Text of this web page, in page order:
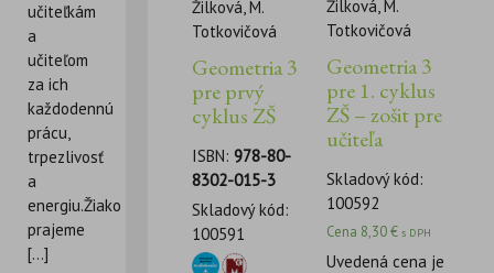
učiteľkám
a
učiteľom
za ich
každodennú
prácu,
trpezlivosť
a
energiu.Žiakom
prajeme
[...]
Žilková, M.
Totkovičová
Geometria 3
pre prvý
cyklus ZŠ
ISBN:978-80-
8302-015-3
Skladový kód:
100591
Žilková, M.
Totkovičová
Geometria 3
pre 1. cyklus
ZŠ – zošit pre
učiteľa
Skladový kód:
100592
Cena 8,30€ s DPH
Uvedená cena je